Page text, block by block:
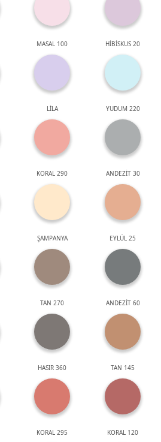
MASAL 100 HİBİSKUS 20
LİLA YUDUM 220
KORAL 290 ANDEZİT 30
ŞAMPANYA EYLÜL 25
TAN 270 ANDEZİT 60
HASIR 360 TAN 145
KORAL 295 KORAL 120